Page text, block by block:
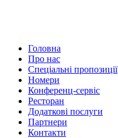
Головна
Про нас
Спеціальні пропозиції
Номери
Конференц-сервіс
Ресторан
Додаткові послуги
Партнери
Контакти